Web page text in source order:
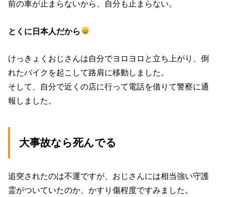
前の車が止まらないから、自分も止まらない。
とくに日本人だから
けっきょくおじさんは自分でヨロヨロと立ち上がり、倒
れたバイクを起こして路肩に移動しました。
そして、自分で近くの店に行って電話を借りて警察に通
報しました。
大事故なら死んでる
追突されたのは不運ですが、おじさんには相当強い守護
霊がついていたのか、かすり傷程度ですみました。